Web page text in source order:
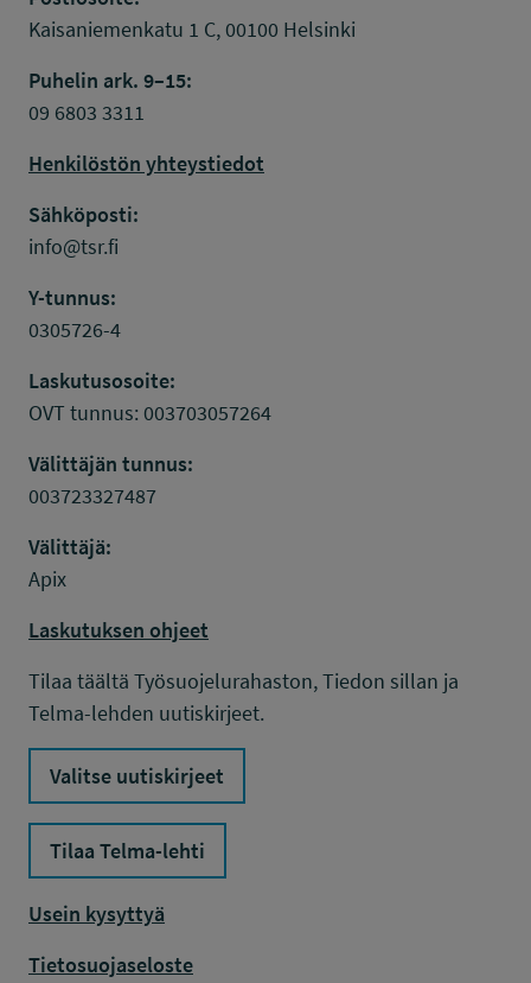
Kaisaniemenkatu 1 C, 00100 Helsinki
Puhelin ark. 9–15:
09 6803 3311
Henkilöstön yhteystiedot
Sähköposti:
info@tsr.fi
Y-tunnus:
0305726-4
Laskutusosoite:
OVT tunnus: 003703057264
Välittäjän tunnus:
003723327487
Välittäjä:
Apix
Laskutuksen ohjeet
Tilaa täältä Työsuojelurahaston, Tiedon sillan ja
Telma-lehden uutiskirjeet.
Valitse uutiskirjeet
Tilaa Telma-lehti
Usein kysyttyä
Tietosuojaseloste